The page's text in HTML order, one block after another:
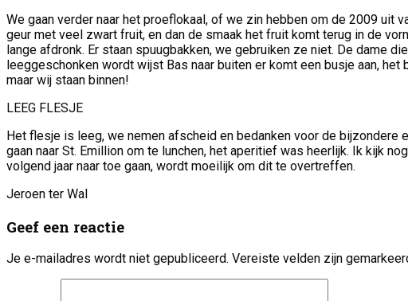
We gaan verder naar het proeflokaal, of we zin hebben om de 2009 uit
geur met veel zwart fruit, en dan de smaak het fruit komt terug in de
lange afdronk. Er staan spuugbakken, we gebruiken ze niet. De dame
leeggeschonken wordt wijst Bas naar buiten er komt een busje aan,
maar wij staan binnen!
LEEG FLESJE
Het flesje is leeg, we nemen afscheid en bedanken voor de
gaan naar St. Emillion om te lunchen, het aperitief was heerlijk. Ik kijk
volgend jaar naar toe gaan, wordt moeilijk om dit te overtreffen.
Jeroen ter Wal
Geef een reactie
Je e-mailadres wordt niet gepubliceerd. Vereiste velden zijn